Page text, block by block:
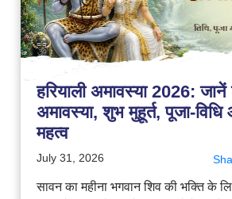
हरियाली अमावस्या 2026:
अमावस्या, शुभ मुहूर्त, पूजा-
महत्व
July 31, 2026
सावन का महीना भगवान शिव की भक्ति के